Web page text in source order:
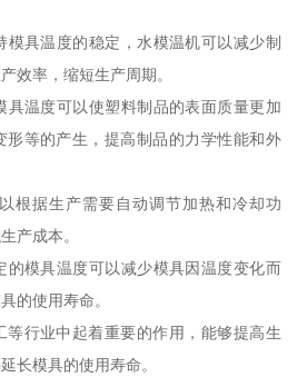
模具温度的稳定，水模温机可以减少制
效率，缩短生产周期。
具温度可以使塑料制品的表面质量更加
形等的产生，提高制品的力学性能和外
根据生产需要自动调节加热和冷却功
产成本。
的模具温度可以减少模具因温度变化而
的使用寿命。
等行业中起着重要的作用，能够提高生
长模具的使用寿命。